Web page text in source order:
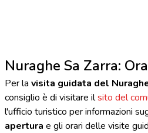
Nuraghe Sa Zarra:
Per la visita guidata del
consiglio è di visitare ilsito del
l'ufficio turistico per informazioni
apertura e gli orari delle visite